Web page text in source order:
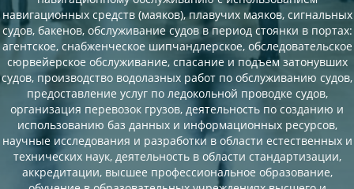
навигационных средств (маяков), плавучих маяков, сигнальных
судов, бакенов, обслуживание судов в период стоянки в портах:
агентское, снабженческое шипчандлерское, обследовательское
сюрвейерское обслуживание, спасание и подъем затонувших
судов, производство водолазных работ по обслуживанию судов,
предоставление услуг по ледокольной проводке судов,
организация перевозок грузов, деятельность по созданию и
использованию баз данных и информационных ресурсов,
научные исследования и разработки в области естественных и
технических наук, деятельность в области стандартизации,
аккредитации, высшее профессиональное образование,